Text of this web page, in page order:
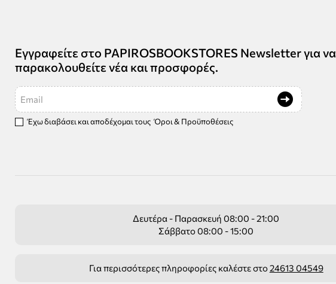
Εγγραφείτε στο PAPIROSBOOKSTORES Newsletter για να
παρακολουθείτε νέα και προσφορές.
Email
Έχω διαβάσει και αποδέχομαι τους Όροι & Προϋποθέσεις
Δευτέρα - Παρασκευή 08:00 - 21:00
Σάββατο 08:00 - 15:00
Για περισσότερες πληροφορίες καλέστε στο24613 04549